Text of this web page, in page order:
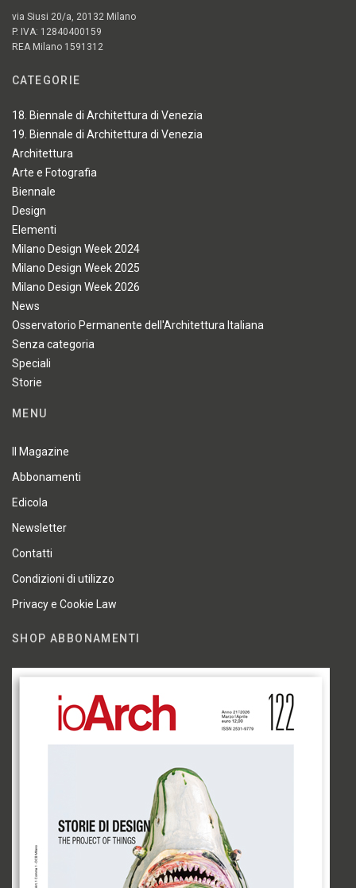
via Siusi 20/a, 20132 Milano
P. IVA: 12840400159
REA Milano 1591312
CATEGORIE
18. Biennale di Architettura di Venezia
19. Biennale di Architettura di Venezia
Architettura
Arte e Fotografia
Biennale
Design
Elementi
Milano Design Week 2024
Milano Design Week 2025
Milano Design Week 2026
News
Osservatorio Permanente dell'Architettura Italiana
Senza categoria
Speciali
Storie
MENU
Il Magazine
Abbonamenti
Edicola
Newsletter
Contatti
Condizioni di utilizzo
Privacy e Cookie Law
SHOP ABBONAMENTI